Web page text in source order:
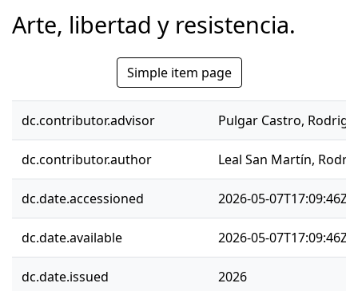
Arte, libertad y resistencia.
Simple item page
dc.contributor.advisor Pulgar Castro,
dc.contributor.author Leal San Martín,
dc.date.accessioned 2026-05-07T17:09:46Z
dc.date.available 2026-05-07T17:09:46Z
dc.date.issued 2026